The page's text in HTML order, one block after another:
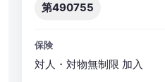
第490755
保険
対人・対物無制限 加入